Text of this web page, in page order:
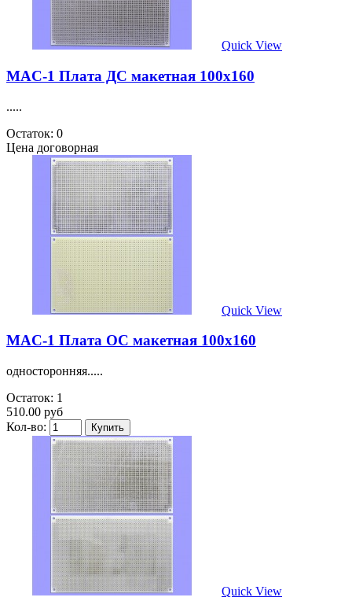
Quick View
MAC-1 Плата ДС макетная 100х160
.....
Остаток: 0
Цена договорная
Quick View
MAC-1 Плата ОС макетная 100х160
односторонняя.....
Остаток: 1
510.00 руб
Кол-во:
Quick View